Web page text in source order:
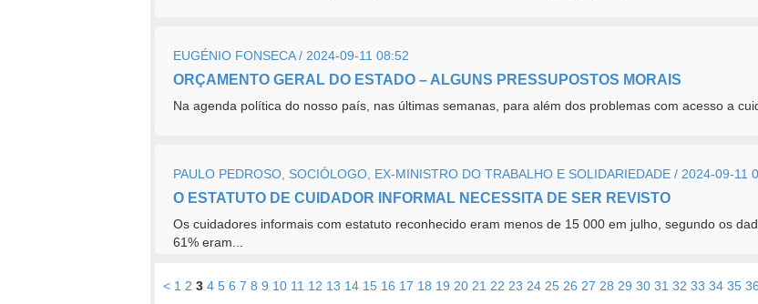
EUGÉNIO FONSECA / 2024-09-11 08:52
ORÇAMENTO GERAL DO ESTADO – ALGUNS PRESSUPOSTOS MORAIS
Na agenda política do nosso país, nas últimas semanas, para além dos problemas com acesso a
PAULO PEDROSO, SOCIÓLOGO, EX-MINISTRO DO TRABALHO E SOLIDARIEDADE / 2024-09-11
O ESTATUTO DE CUIDADOR INFORMAL NECESSITA DE SER REVISTO
Os cuidadores informais com estatuto reconhecido eram menos de 15 000 em julho, segundo os
61% eram...
< 1 2 3 4 5 6 7 8 9 10 11 12 13 14 15 16 17 18 19 20 21 22 23 24 25 26 27 28 29 30 31 32 33 34 35 36